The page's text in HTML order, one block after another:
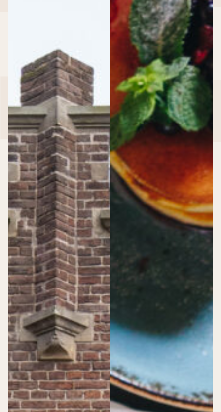
Event locaties
Locaties
Cruise Terminal Rotterdam
Dudok Aan ’t IJ
Dudok Aan De Maas
Dudok In Het Park
HAKA Rotterdam
RDM Kantine
Regentenhuis van Kuyl’s Fundatie
Schiecentrale
Trattoria Sophia
Van Nelle Fabriek
Zakelijke events
>
Zakelijke events
Bijeenkomsten
Bijeenkomst
Dance event
Congres
Sport event
Beurs
Speciale
Netwerk & vieren
Personeelsfeest
Borrel
Diner
Festival
Particuliere events
>
Particuliere events
Vieren
High tea
Babyshower
Speciale
momenten
Babyshower